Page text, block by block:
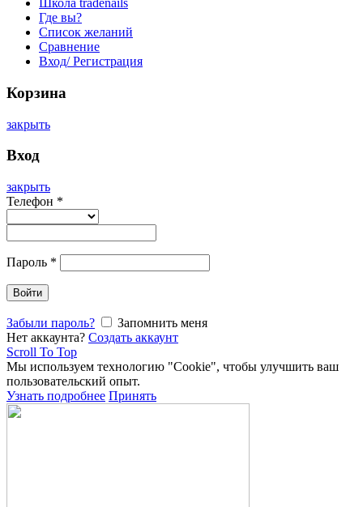
Школа tradenails
Где вы?
Список желаний
Сравнение
Вход/ Регистрация
Корзина
закрыть
Вход
закрыть
Телефон *
Пароль *
Войти
Забыли пароль?
Запомнить меня
Нет аккаунта? Создать аккаунт
Scroll To Top
Мы используем технологию "Cookie", чтобы улучшить ваш
пользовательский опыт.
Узнать подробнее Принять